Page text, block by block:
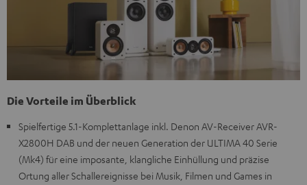
Die Vorteile im Überblick
Spielfertige 5.1-Komplettanlage inkl. Denon AV-Receiver AVR-
X2800H DAB und der neuen Generation der ULTIMA 40 Serie
(Mk4) für eine imposante, klangliche Einhüllung und präzise
Ortung aller Schallereignisse bei Musik, Filmen und Games in